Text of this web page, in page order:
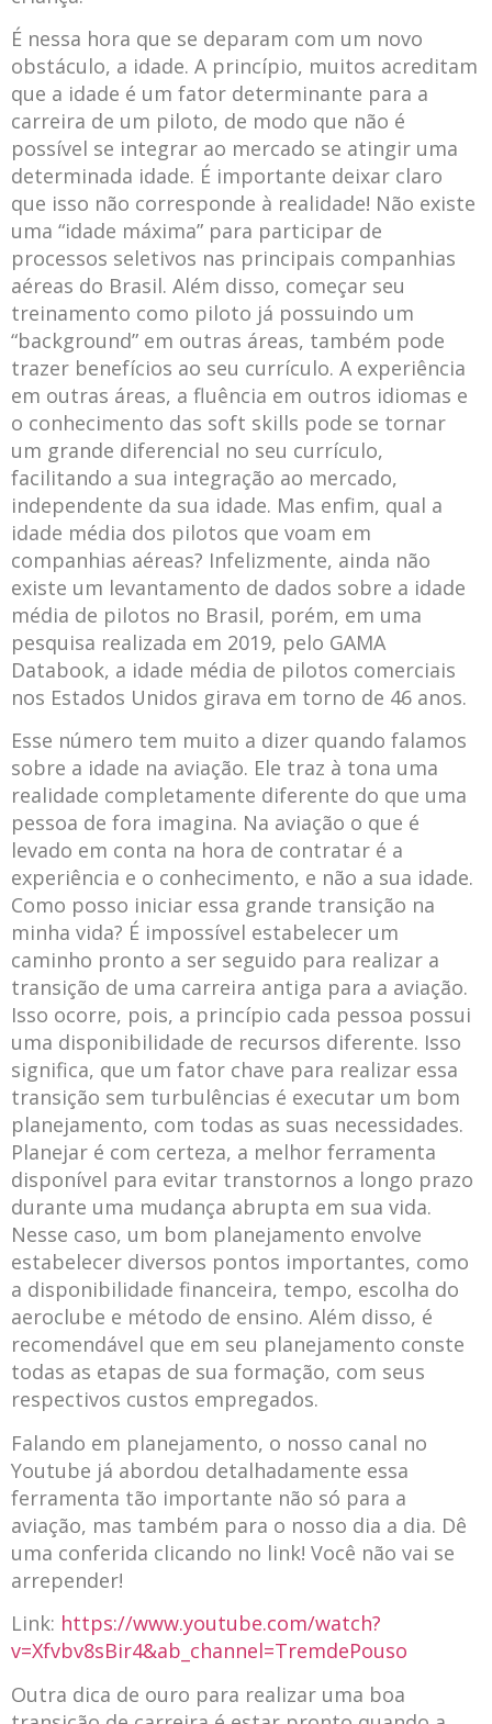
É nessa hora que se deparam com um novo
obstáculo, a idade. A princípio, muitos acreditam
que a idade é um fator determinante para a
carreira de um piloto, de modo que não é
possível se integrar ao mercado se atingir uma
determinada idade. É importante deixar claro
que isso não corresponde à realidade! Não existe
uma “idade máxima” para participar de
processos seletivos nas principais companhias
aéreas do Brasil. Além disso, começar seu
treinamento como piloto já possuindo um
“background” em outras áreas, também pode
trazer benefícios ao seu currículo. A experiência
em outras áreas, a fluência em outros idiomas e
o conhecimento das soft skills pode se tornar
um grande diferencial no seu currículo,
facilitando a sua integração ao mercado,
independente da sua idade. Mas enfim, qual a
idade média dos pilotos que voam em
companhias aéreas? Infelizmente, ainda não
existe um levantamento de dados sobre a idade
média de pilotos no Brasil, porém, em uma
pesquisa realizada em 2019, pelo GAMA
Databook, a idade média de pilotos comerciais
nos Estados Unidos girava em torno de 46 anos.
Esse número tem muito a dizer quando falamos
sobre a idade na aviação. Ele traz à tona uma
realidade completamente diferente do que uma
pessoa de fora imagina. Na aviação o que é
levado em conta na hora de contratar é a
experiência e o conhecimento, e não a sua idade.
Como posso iniciar essa grande transição na
minha vida? É impossível estabelecer um
caminho pronto a ser seguido para realizar a
transição de uma carreira antiga para a aviação.
Isso ocorre, pois, a princípio cada pessoa possui
uma disponibilidade de recursos diferente. Isso
significa, que um fator chave para realizar essa
transição sem turbulências é executar um bom
planejamento, com todas as suas necessidades.
Planejar é com certeza, a melhor ferramenta
disponível para evitar transtornos a longo prazo
durante uma mudança abrupta em sua vida.
Nesse caso, um bom planejamento envolve
estabelecer diversos pontos importantes, como
a disponibilidade financeira, tempo, escolha do
aeroclube e método de ensino. Além disso, é
recomendável que em seu planejamento conste
todas as etapas de sua formação, com seus
respectivos custos empregados.
Falando em planejamento, o nosso canal no
Youtube já abordou detalhadamente essa
ferramenta tão importante não só para a
aviação, mas também para o nosso dia a dia. Dê
uma conferida clicando no link! Você não vai se
arrepender!
Link: https://www.youtube.com/watch?
v=Xfvbv8sBir4&ab_channel=TremdePouso
Outra dica de ouro para realizar uma boa